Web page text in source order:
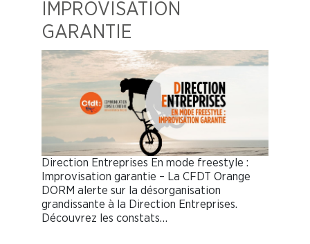
IMPROVISATION
GARANTIE
Direction Entreprises En mode freestyle :
Improvisation garantie – La CFDT Orange
DORM alerte sur la désorganisation
grandissante à la Direction Entreprises.
Découvrez les constats…